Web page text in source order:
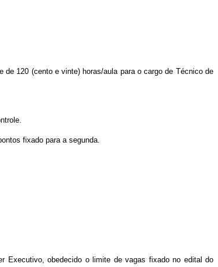
de 120 (cento e vinte) horas/aula para o cargo de Técnico de
fixado para a segunda.
Executivo, obedecido o limite de vagas fixado no edital do